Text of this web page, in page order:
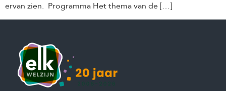
ervan zien. Programma Het thema van de […]